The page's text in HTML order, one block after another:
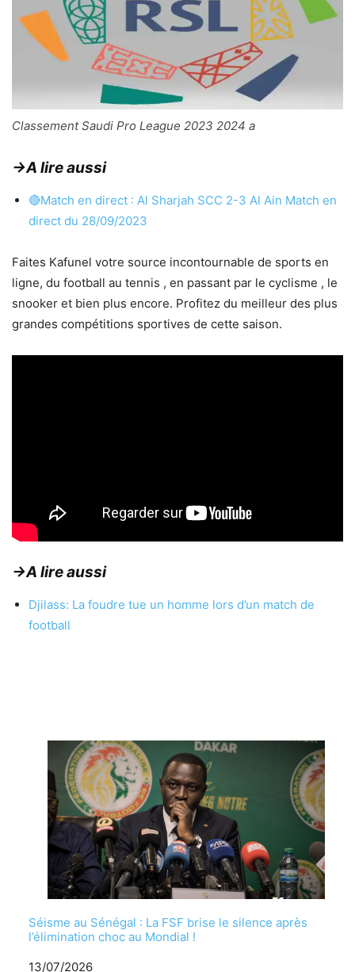
Classement Saudi Pro League 2023 2024 a
→A lire aussi
🔴Match en direct : Al Sharjah SCC 2-3 Al Ain Match en
direct du 28/09/2023
Faites Kafunel votre source incontournable de sports en
ligne, du football au tennis , en passant par le cyclisme , le
snooker et bien plus encore. Profitez du meilleur des plus
grandes compétitions sportives de cette saison.
→A lire aussi
Djilass: La foudre tue un homme lors d’un match de
football
Séisme au Sénégal : La FSF brise le silence après
l’élimination choc au Mondial !
Date
13/07/2026